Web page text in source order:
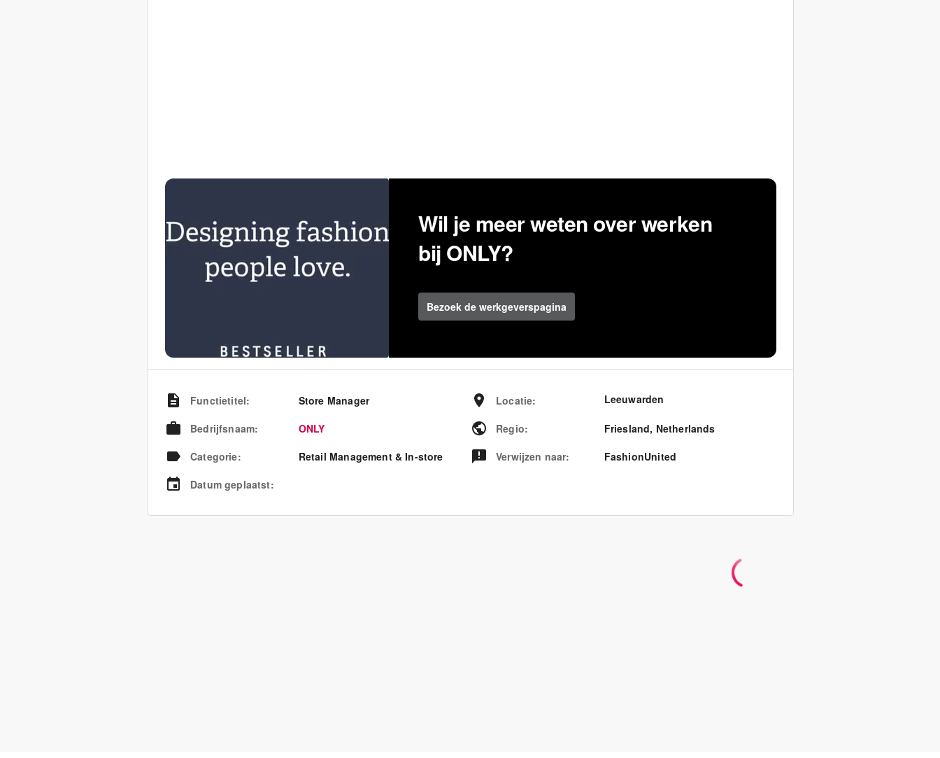
Wil je meer weten over werken
bij ONLY?
Bezoek de werkgeverspagina
Functietitel:
Store Manager
Bedrijfsnaam:
ONLY
Categorie:
Retail Management & In-store
Datum geplaatst:
Locatie: Leeuwarden
Regio: Friesland, Netherlands
Verwijzen naar: FashionUnited